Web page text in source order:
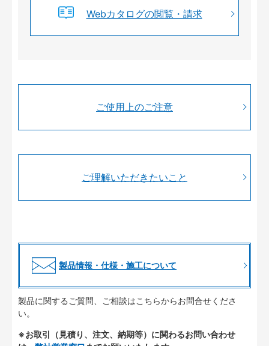
Webカタログの閲覧・請求
ご使用上のご注意
ご理解いただきたいこと
製品情報・仕様・施工について
製品に関するご質問、ご相談はこちらからお問合せくださ
い。
※お取引（見積り、注文、納期等）に関わるお問い合わせ